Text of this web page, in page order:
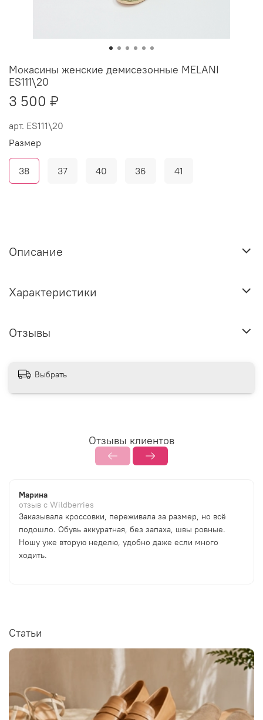
арт. ES111\20
Мокасины женские демисезонные MELANI
ES111\20
3 500 ₽
Размер
38 37 40 36 41
Описание
Характеристики
Отзывы
Выбрать
Отзывы клиентов
Марина
отзыв с Wildberries
Заказывала кроссовки, переживала за размер, но всё
подошло. Обувь аккуратная, без запаха, швы ровные.
Ношу уже вторую неделю, удобно даже если много
ходить.
Статьи